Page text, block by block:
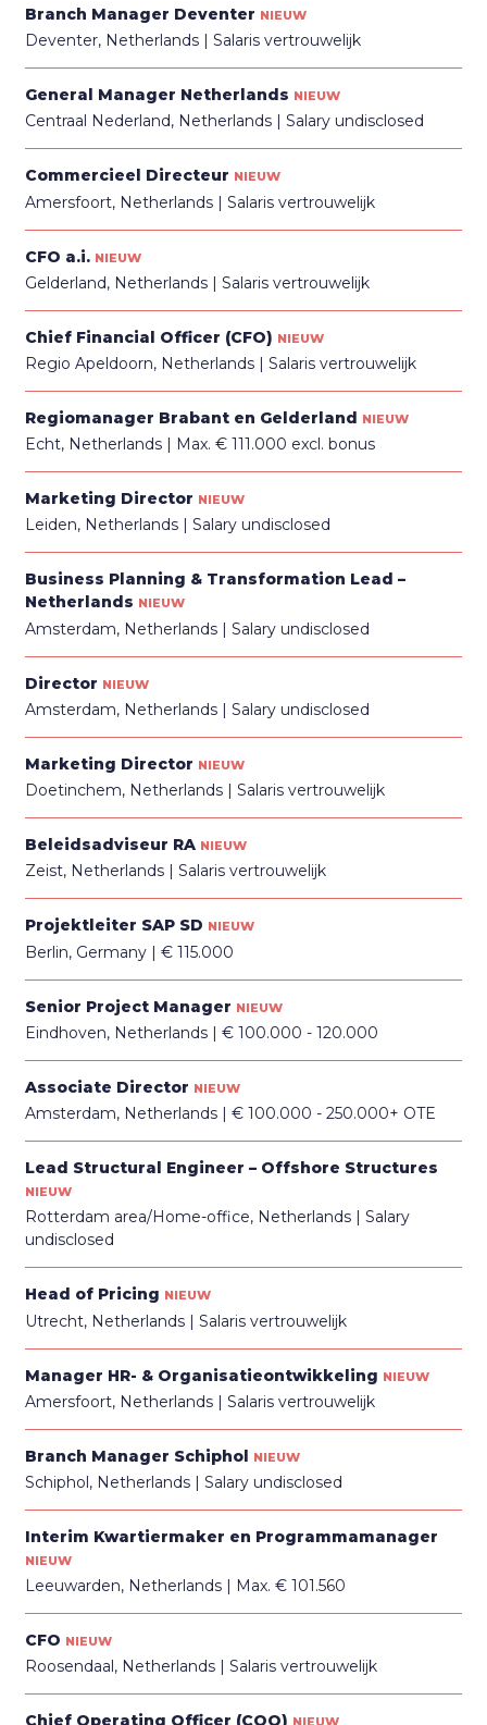
Branch Manager Deventer NIEUW
Deventer, Netherlands Salaris vertrouwelijk
General Manager Netherlands NIEUW
Centraal Nederland, Netherlands Salary undisclosed
Commercieel Directeur NIEUW
Amersfoort, Netherlands Salaris vertrouwelijk
CFO a.i. NIEUW
Gelderland, Netherlands Salaris vertrouwelijk
Chief Financial Officer (CFO) NIEUW
Regio Apeldoorn, Netherlands Salaris vertrouwelijk
Regiomanager Brabant en Gelderland NIEUW
Echt, Netherlands Max. € 111.000 excl. bonus
Marketing Director NIEUW
Leiden, Netherlands Salary undisclosed
Business Planning & Transformation Lead –
Netherlands NIEUW
Amsterdam, Netherlands Salary undisclosed
Director NIEUW
Amsterdam, Netherlands Salary undisclosed
Marketing Director NIEUW
Doetinchem, Netherlands Salaris vertrouwelijk
Beleidsadviseur RA NIEUW
Zeist, Netherlands Salaris vertrouwelijk
Projektleiter SAP SD NIEUW
Berlin, Germany € 115.000
Senior Project Manager NIEUW
Eindhoven, Netherlands € 100.000 - 120.000
Associate Director NIEUW
Amsterdam, Netherlands € 100.000 - 250.000+ OTE
Lead Structural Engineer – Offshore Structures
NIEUW
Rotterdam area/Home-office, Netherlands
Salary
undisclosed
Head of Pricing NIEUW
Utrecht, Netherlands Salaris vertrouwelijk
Manager HR- & Organisatieontwikkeling NIEUW
Amersfoort, Netherlands Salaris vertrouwelijk
Branch Manager Schiphol NIEUW
Schiphol, Netherlands Salary undisclosed
Interim Kwartiermaker en Programmamanager
NIEUW
Leeuwarden, Netherlands Max. € 101.560
CFO NIEUW
Roosendaal, Netherlands Salaris vertrouwelijk